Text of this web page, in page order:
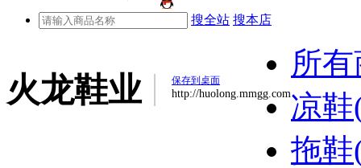
搜全站 搜本店
火龙鞋业 保存到桌面
http://huolong.mmgg.com
所
凉鞋
拖鞋